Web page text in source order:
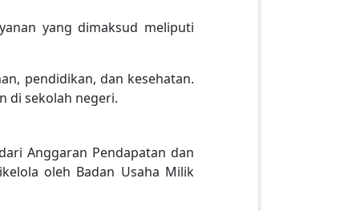
yang dimaksud meliputi
pendidikan, dan kesehatan.
di sekolah negeri.
Anggaran Pendapatan dan
oleh Badan Usaha Milik